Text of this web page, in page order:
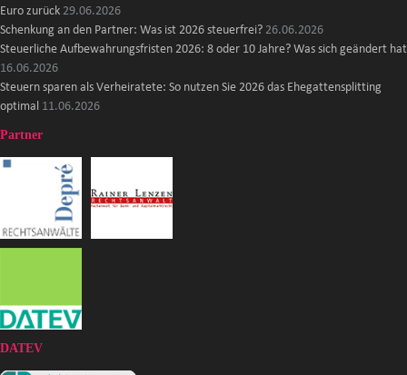
Euro zurück 29.06.2026
Schenkung an den Partner: Was ist 2026 steuerfrei? 26.06.2026
Steuerliche Aufbewahrungsfristen 2026: 8 oder 10 Jahre? Was sich geändert hat
16.06.2026
Steuern sparen als Verheiratete: So nutzen Sie 2026 das Ehegattensplitting
optimal 11.06.2026
Partner
DATEV